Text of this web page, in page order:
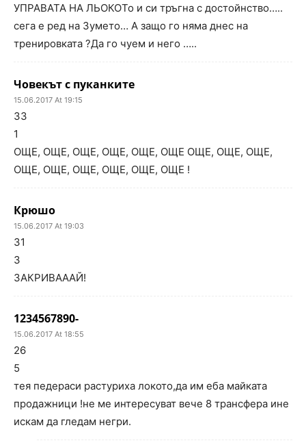
УПРАВАТА НА ЛЬОКОТо и си тръгна с достойнство…..
сега е ред на Зумето… А защо го няма днес на
тренировката ?Да го чуем и него …..
Човекът с пуканките
15.06.2017 At 19:15
33
1
ОЩЕ, ОЩЕ, ОЩЕ, ОЩЕ, ОЩЕ, ОЩЕ ОЩЕ, ОЩЕ, ОЩЕ,
ОЩЕ, ОЩЕ, ОЩЕ, ОЩЕ, ОЩЕ, ОЩЕ !
Крюшо
15.06.2017 At 19:03
31
3
ЗАКРИВАААЙ!
1234567890-
15.06.2017 At 18:55
26
5
тея педераси растуриха локото,да им еба майката
продажници !не ме интересуват вече 8 трансфера ине
искам да гледам негри.